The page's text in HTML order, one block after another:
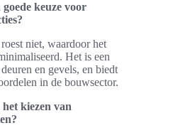
keuze voor
niet, waardoor het
Het is een
en gevels, en biedt
in de bouwsector.
kiezen van